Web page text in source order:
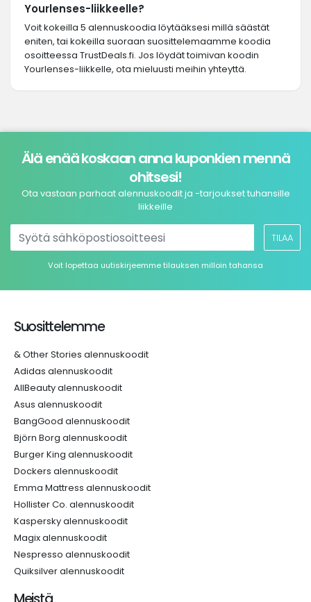
Yourlenses-liikkeelle?
Voit kokeilla 5 alennuskoodia löytääksesi millä säästät
eniten, tai kokeilla suoraan suosittelemaamme koodia
osoitteessa TrustDeals.fi. Jos löydät toimivan koodin
Yourlenses-liikkelle, ota mieluusti meihin yhteyttä.
Älä enää koskaan anna kuponkien mennä
ohitsesi!
Ota vastaan parhaat alennuskoodit ja -tarjoukset tuhansille
liikkeille
TILAA
Voit lopettaa uutiskirjeemme tilauksen milloin tahansa
Suosittelemme
& Other Stories alennuskoodit
Adidas alennuskoodit
AllBeauty alennuskoodit
Asus alennuskoodit
BangGood alennuskoodit
Björn Borg alennuskoodit
Burger King alennuskoodit
Dockers alennuskoodit
Emma Mattress alennuskoodit
Hollister Co. alennuskoodit
Kaspersky alennuskoodit
Magix alennuskoodit
Nespresso alennuskoodit
Quiksilver alennuskoodit